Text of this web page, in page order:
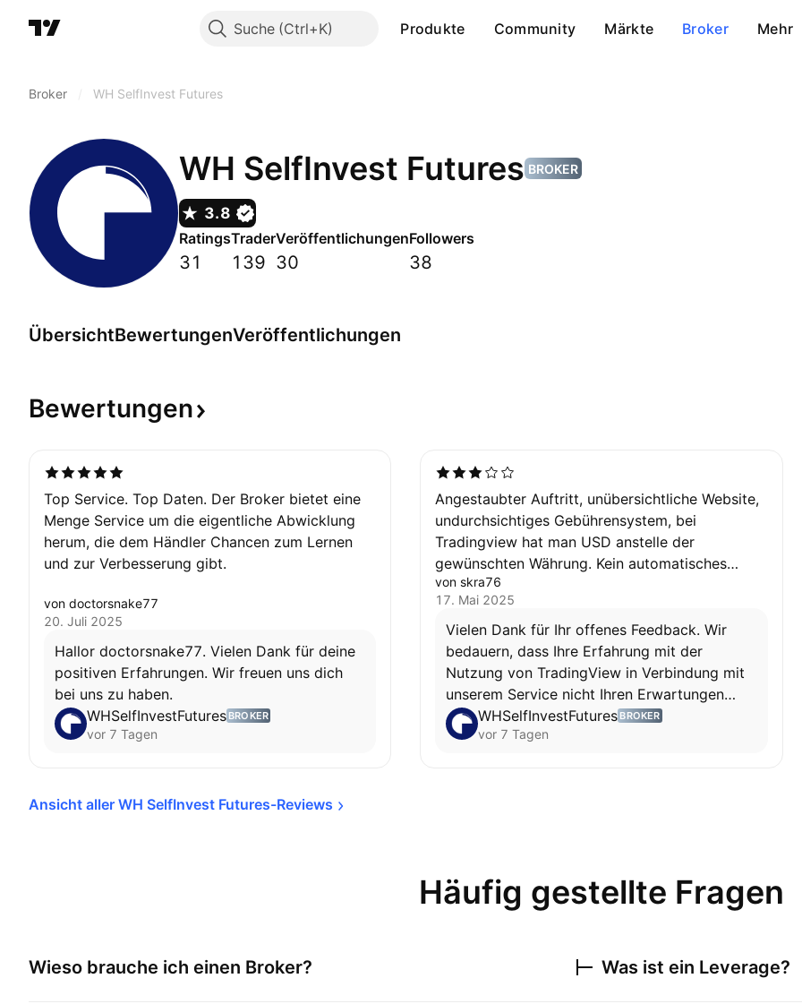
Suche Produkte Community Märkte Broker Mehr
Broker WH SelfInvest Futures
WH SelfInvest Futures BROKER
3.8
Ratings
31
Trader
139
Veröffentlichungen
30
Followers
38
ÜbersichtBewertungenVeröffentlichungen
Bewertungen
Top Service. Top Daten. Der Broker bietet eine
Menge Service um die eigentliche Abwicklung
herum, die dem Händler Chancen zum Lernen
und zur Verbesserung gibt.
von doctorsnake77
20. Juli 2025
Hallor doctorsnake77. Vielen Dank für deine
positiven Erfahrungen. Wir freuen uns dich
bei uns zu haben.
WHSelfInvestFutures BROKER
vor 7 Tagen
Angestaubter Auftritt, unübersichtliche Website,
undurchsichtiges Gebührensystem, bei
Tradingview hat man USD anstelle der
gewünschten Währung. Kein automatisches
CQG-Login bei Tradingview (musste immer alles
eingeben). Alles in allem eher anstrengend und
teuer.
von skra76
17. Mai 2025
Vielen Dank für Ihr offenes Feedback. Wir
bedauern, dass Ihre Erfahrung mit der
Nutzung von TradingView in Verbindung mit
unserem Service nicht Ihren Erwartungen
entsprochen hat. Ihre Rückmeldung zu den
genannten Punkten nehmen wir dennoch
WHSelfInvestFuturesBROKER
vor 7 Tagen
Ansicht aller WH SelfInvest Futures-Reviews
Häufig gestellte Fragen
Wieso brauche ich einen Broker? Was ist ein Leverage?